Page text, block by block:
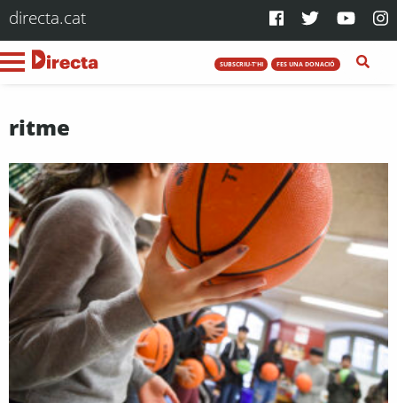
directa.cat
SUBSCRIU-T'HI FES UNA DONACIÓ
ritme